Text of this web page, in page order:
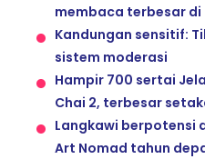
membaca terbesar di
Kandungan sensitif:
sistem moderasi
Hampir 700 sertai
Chai 2, terbesar
Langkawi berpotensi
Art Nomad tahun